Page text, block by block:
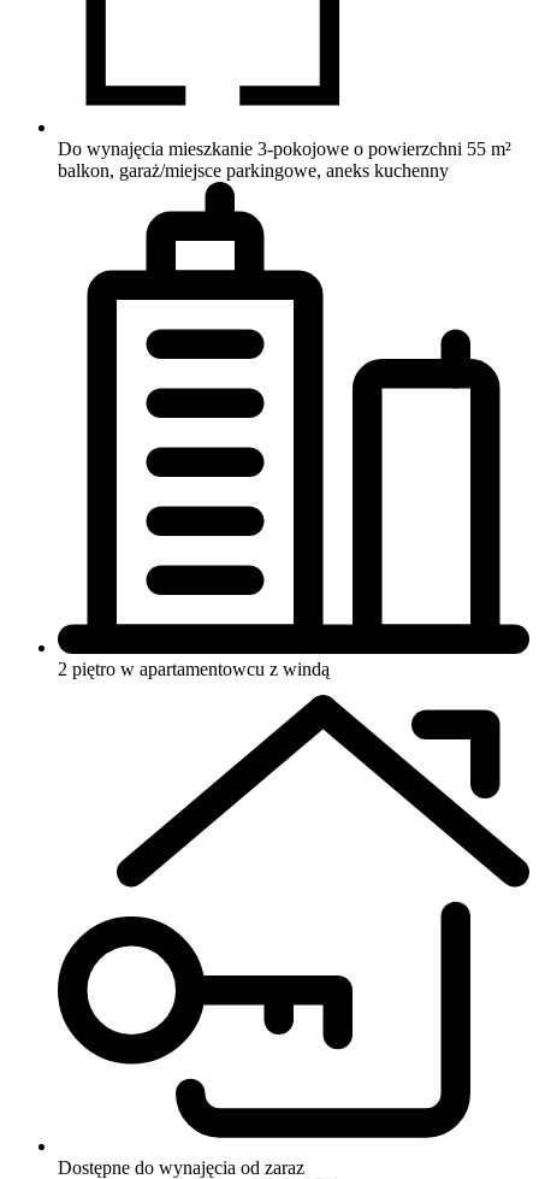
Do wynajęcia mieszkanie 3-pokojowe o powierzchni 55 m²
balkon, garaż/miejsce parkingowe, aneks kuchenny
2 piętro w apartamentowcu z windą
Dostępne do wynajęcia od zaraz